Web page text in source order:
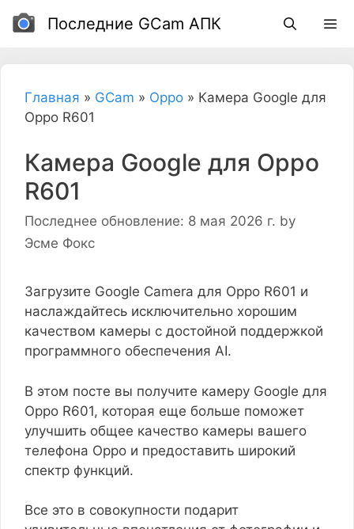
перейти
Последние GCam АПК
Главная » GCam » Oppo » Камера Google для
Oppo R601
Камера Google для Oppo
R601
Последнее обновление: 8 мая 2026 г. by
Эсме Фокс
Загрузите Google Camera для Oppo R601 и
наслаждайтесь исключительно хорошим
качеством камеры с достойной поддержкой
программного обеспечения AI.
В этом посте вы получите камеру Google для
Oppo R601, которая еще больше поможет
улучшить общее качество камеры вашего
телефона Oppo и предоставить широкий
спектр функций.
Все это в совокупности подарит